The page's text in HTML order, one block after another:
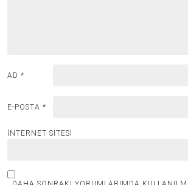
AD *
E-POSTA *
İNTERNET SITESI